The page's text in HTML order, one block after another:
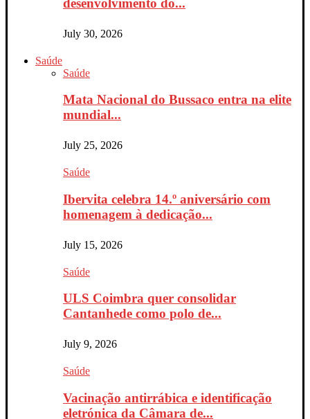
desenvolvimento do...
July 30, 2026
Saúde
Saúde
Mata Nacional do Bussaco entra na elite
mundial...
July 25, 2026
Saúde
Ibervita celebra 14.º aniversário com
homenagem à dedicação...
July 15, 2026
Saúde
ULS Coimbra quer consolidar
Cantanhede como polo de...
July 9, 2026
Saúde
Vacinação antirrábica e identificação
eletrónica da Câmara de...